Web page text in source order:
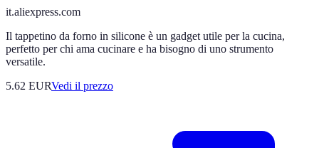
it.aliexpress.com
Il tappetino da forno in silicone è un gadget utile per la cucina,
perfetto per chi ama cucinare e ha bisogno di uno strumento
versatile.
5.62 EURVedi il prezzo